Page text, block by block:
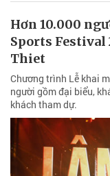
Hơn 10.000
Sports Festival
Thiet
Chương trình Lễ khai
người gồm đại biểu,
khách tham dự.